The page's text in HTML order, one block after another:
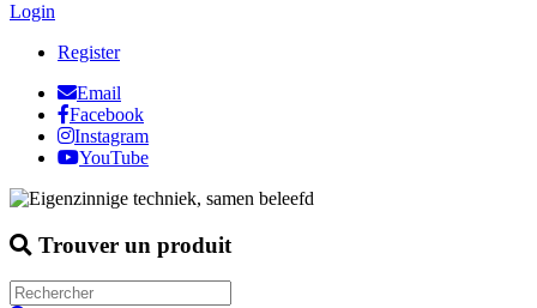
Login
Register
Email
Facebook
Instagram
YouTube
Trouver un produit